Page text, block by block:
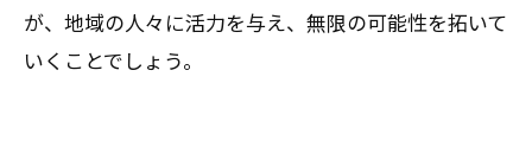
が、地域の人々に活力を与え、無限の可能性を拓いて
いくことでしょう。